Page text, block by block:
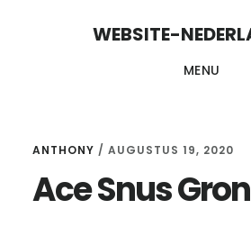
WEBSITE-
MENU
ANTHONY / AUGUSTUS 19, 2020
Ace Snus